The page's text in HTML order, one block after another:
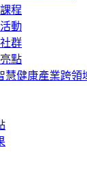
程
動
群
點
慧健康產業跨領